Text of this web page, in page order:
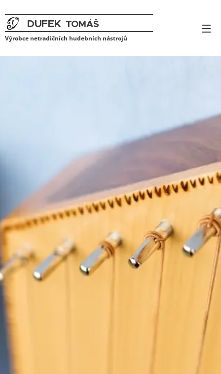
DUFEK TOMÁŠ
VÝROBCE NETRADIČNÍCH HUDEBNÍC H
Výrobce netradičních hudebních nástrojů